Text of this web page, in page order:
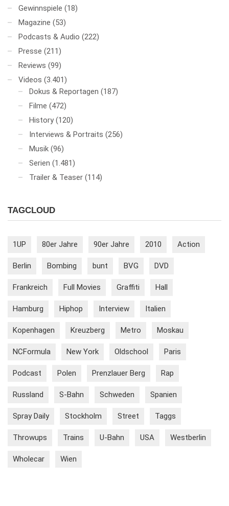
Gewinnspiele (18)
Magazine (53)
Podcasts & Audio (222)
Presse (211)
Reviews (99)
Videos (3.401)
Dokus & Reportagen (187)
Filme (472)
History (120)
Interviews & Portraits (256)
Musik (96)
Serien (1.481)
Trailer & Teaser (114)
TAGCLOUD
1UP 80er Jahre 90er Jahre 2010 Action
Berlin Bombing bunt BVG DVD
Frankreich Full Movies Graffiti Hall
Hamburg Hiphop Interview Italien
Kopenhagen Kreuzberg Metro Moskau
NCFormula New York Oldschool Paris
Podcast Polen Prenzlauer Berg Rap
Russland S-Bahn Schweden Spanien
Spray Daily Stockholm Street Taggs
Throwups Trains U-Bahn USA Westberlin
Wholecar Wien